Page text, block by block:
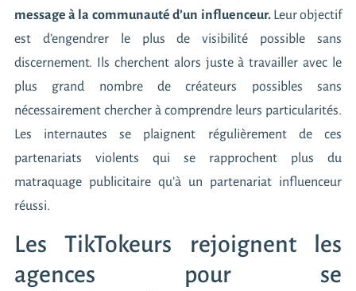
message à la communauté d’un influenceur.Leur objectif
est d’engendrer le plus de visibilité possible sans
discernement. Ils cherchent alors juste à travailler avec le
plus grand nombre de créateurs possibles sans
nécessairement chercher à comprendre leurs particularités.
Les internautes se plaignent régulièrement de ces
partenariats violents qui se rapprochent plus du
matraquage publicitaire qu’à un partenariat influenceur
réussi.
Les TikTokeurs rejoignent les
agences pour se